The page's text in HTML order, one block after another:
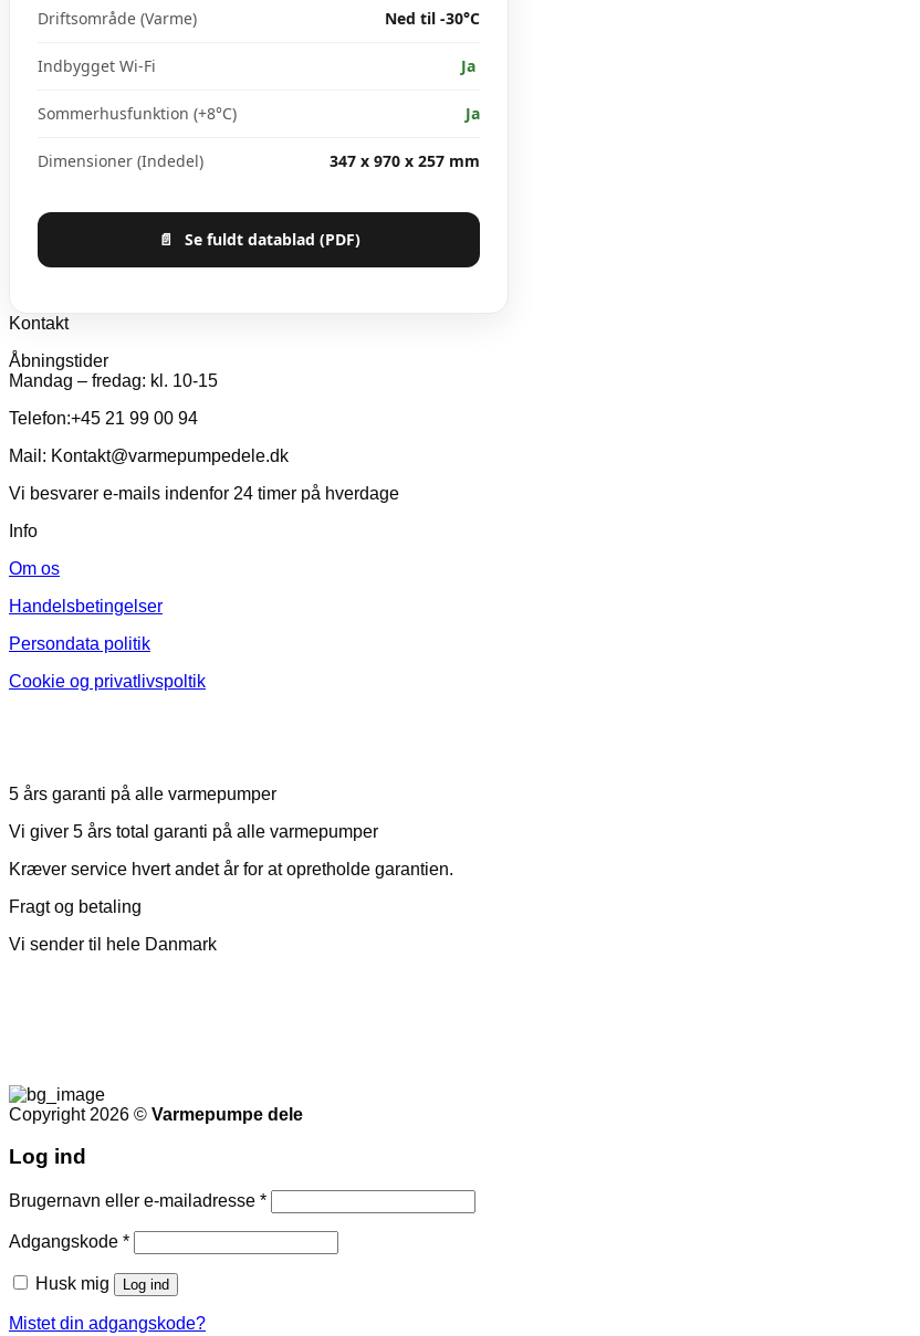
Driftsområde (Varme) Ned til -30°C
Indbygget Wi-Fi Ja
Sommerhusfunktion (+8°C) Ja
Dimensioner (Indedel) 347 x 970 x 257 mm
📄 Se fuldt datablad (PDF)
Kontakt
Åbningstider
Mandag – fredag: kl. 10-15
Telefon:+45 21 99 00 94
Mail: Kontakt@varmepumpedele.dk
Vi besvarer e-mails indenfor 24 timer på hverdage
Info
Om os
Handelsbetingelser
Persondata politik
Cookie og privatlivspoltik
5 års garanti på alle varmepumper
Vi giver 5 års total garanti på alle varmepumper
Kræver service hvert andet år for at opretholde garantien.
Fragt og betaling
Vi sender til hele Danmark
Copyright 2026 © Varmepumpe dele
Log ind
Brugernavn eller e-mailadresse *Påkrævet
Adgangskode *Påkrævet
Husk mig Log ind
Mistet din adgangskode?